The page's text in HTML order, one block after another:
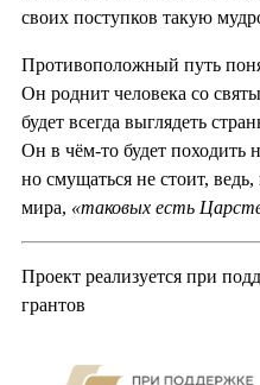
своих поступков такую
Противоположный путь
Он роднит человека со
будет всегда выглядеть
Он в чём-то будет походить
но смущаться не стоит,
мира, «таковых есть
Проект реализуется при
грантов